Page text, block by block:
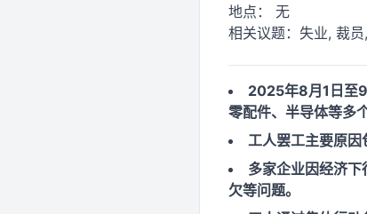
地点： 无
相关议题： 失业, 裁
2025年8月1日至
零配件、半导体等多
工人罢工主要原因
多家企业因经济
欠等问题。